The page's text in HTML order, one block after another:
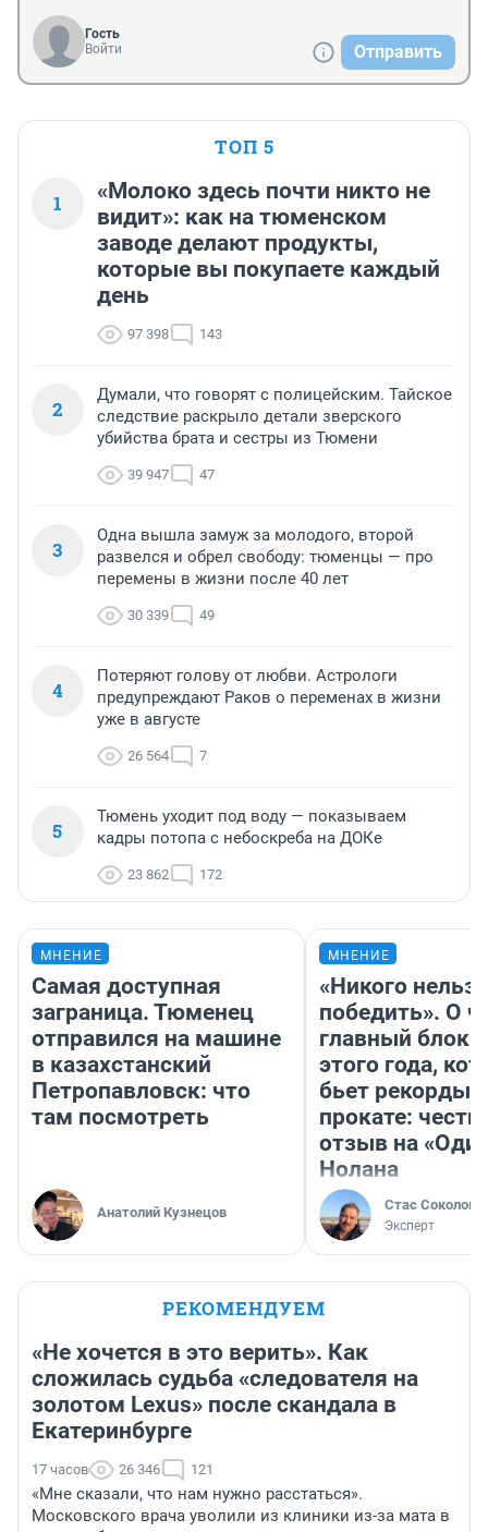
Гость
Войти
Отправить
ТОП 5
1
«Молоко здесь почти никто не
видит»: как на тюменском
заводе делают продукты,
которые вы покупаете каждый
день
97 398 143
2
Думали, что говорят с полицейским. Тайское
следствие раскрыло детали зверского
убийства брата и сестры из Тюмени
39 947 47
3
Одна вышла замуж за молодого, второй
развелся и обрел свободу: тюменцы — про
перемены в жизни после 40 лет
30 339 49
4
Потеряют голову от любви. Астрологи
предупреждают Раков о переменах в жизни
уже в августе
26 564 7
5
Тюмень уходит под воду — показываем
кадры потопа с небоскреба на ДОКе
23 862 172
МНЕНИЕ
Самая доступная
заграница. Тюменец
отправился на машине
в казахстанский
Петропавловск: что
там посмотреть
Анатолий Кузнецов
МНЕНИЕ
«Никого нельзя
победить». О
главный
этого года,
бьет рекорды в
прокате:
отзыв на
Нолана
Стас Соколов
Эксперт
РЕКОМЕНДУЕМ
«Не хочется в это верить». Как
сложилась судьба «следователя на
золотом Lexus» после скандала в
Екатеринбурге
17 часов 26 346 121
«Мне сказали, что нам нужно расстаться».
Московского врача уволили из клиники из-за мата в